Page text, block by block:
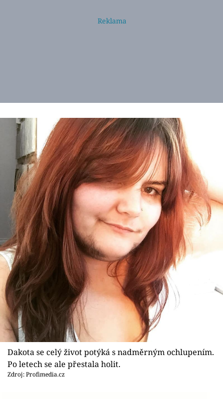
Dakota se celý život potýká s nadměrným ochlupením.
Po letech se ale přestala holit.
Zdroj: Profimedia.cz